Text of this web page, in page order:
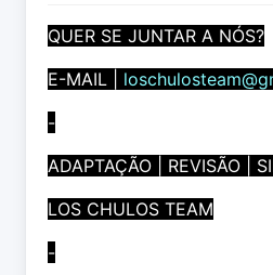
QUER SE JUNTAR A NÓS?
E-MAIL |
-
ADAPTAÇÃO | REVISÃO |
LOS CHULOS TEAM
-